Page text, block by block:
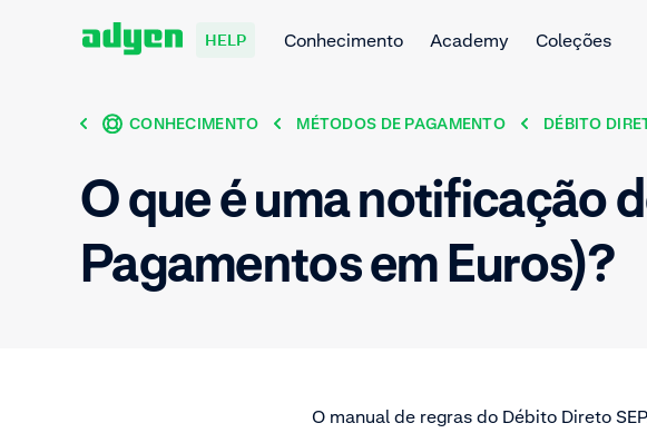
HELP Conhecimento Academy Coleções
CONHECIMENTO MÉTODOS DE PAGAMENTO DÉBITO
O que é uma notificação
Pagamentos em Euros)?
O manual de regras do Débito Direto